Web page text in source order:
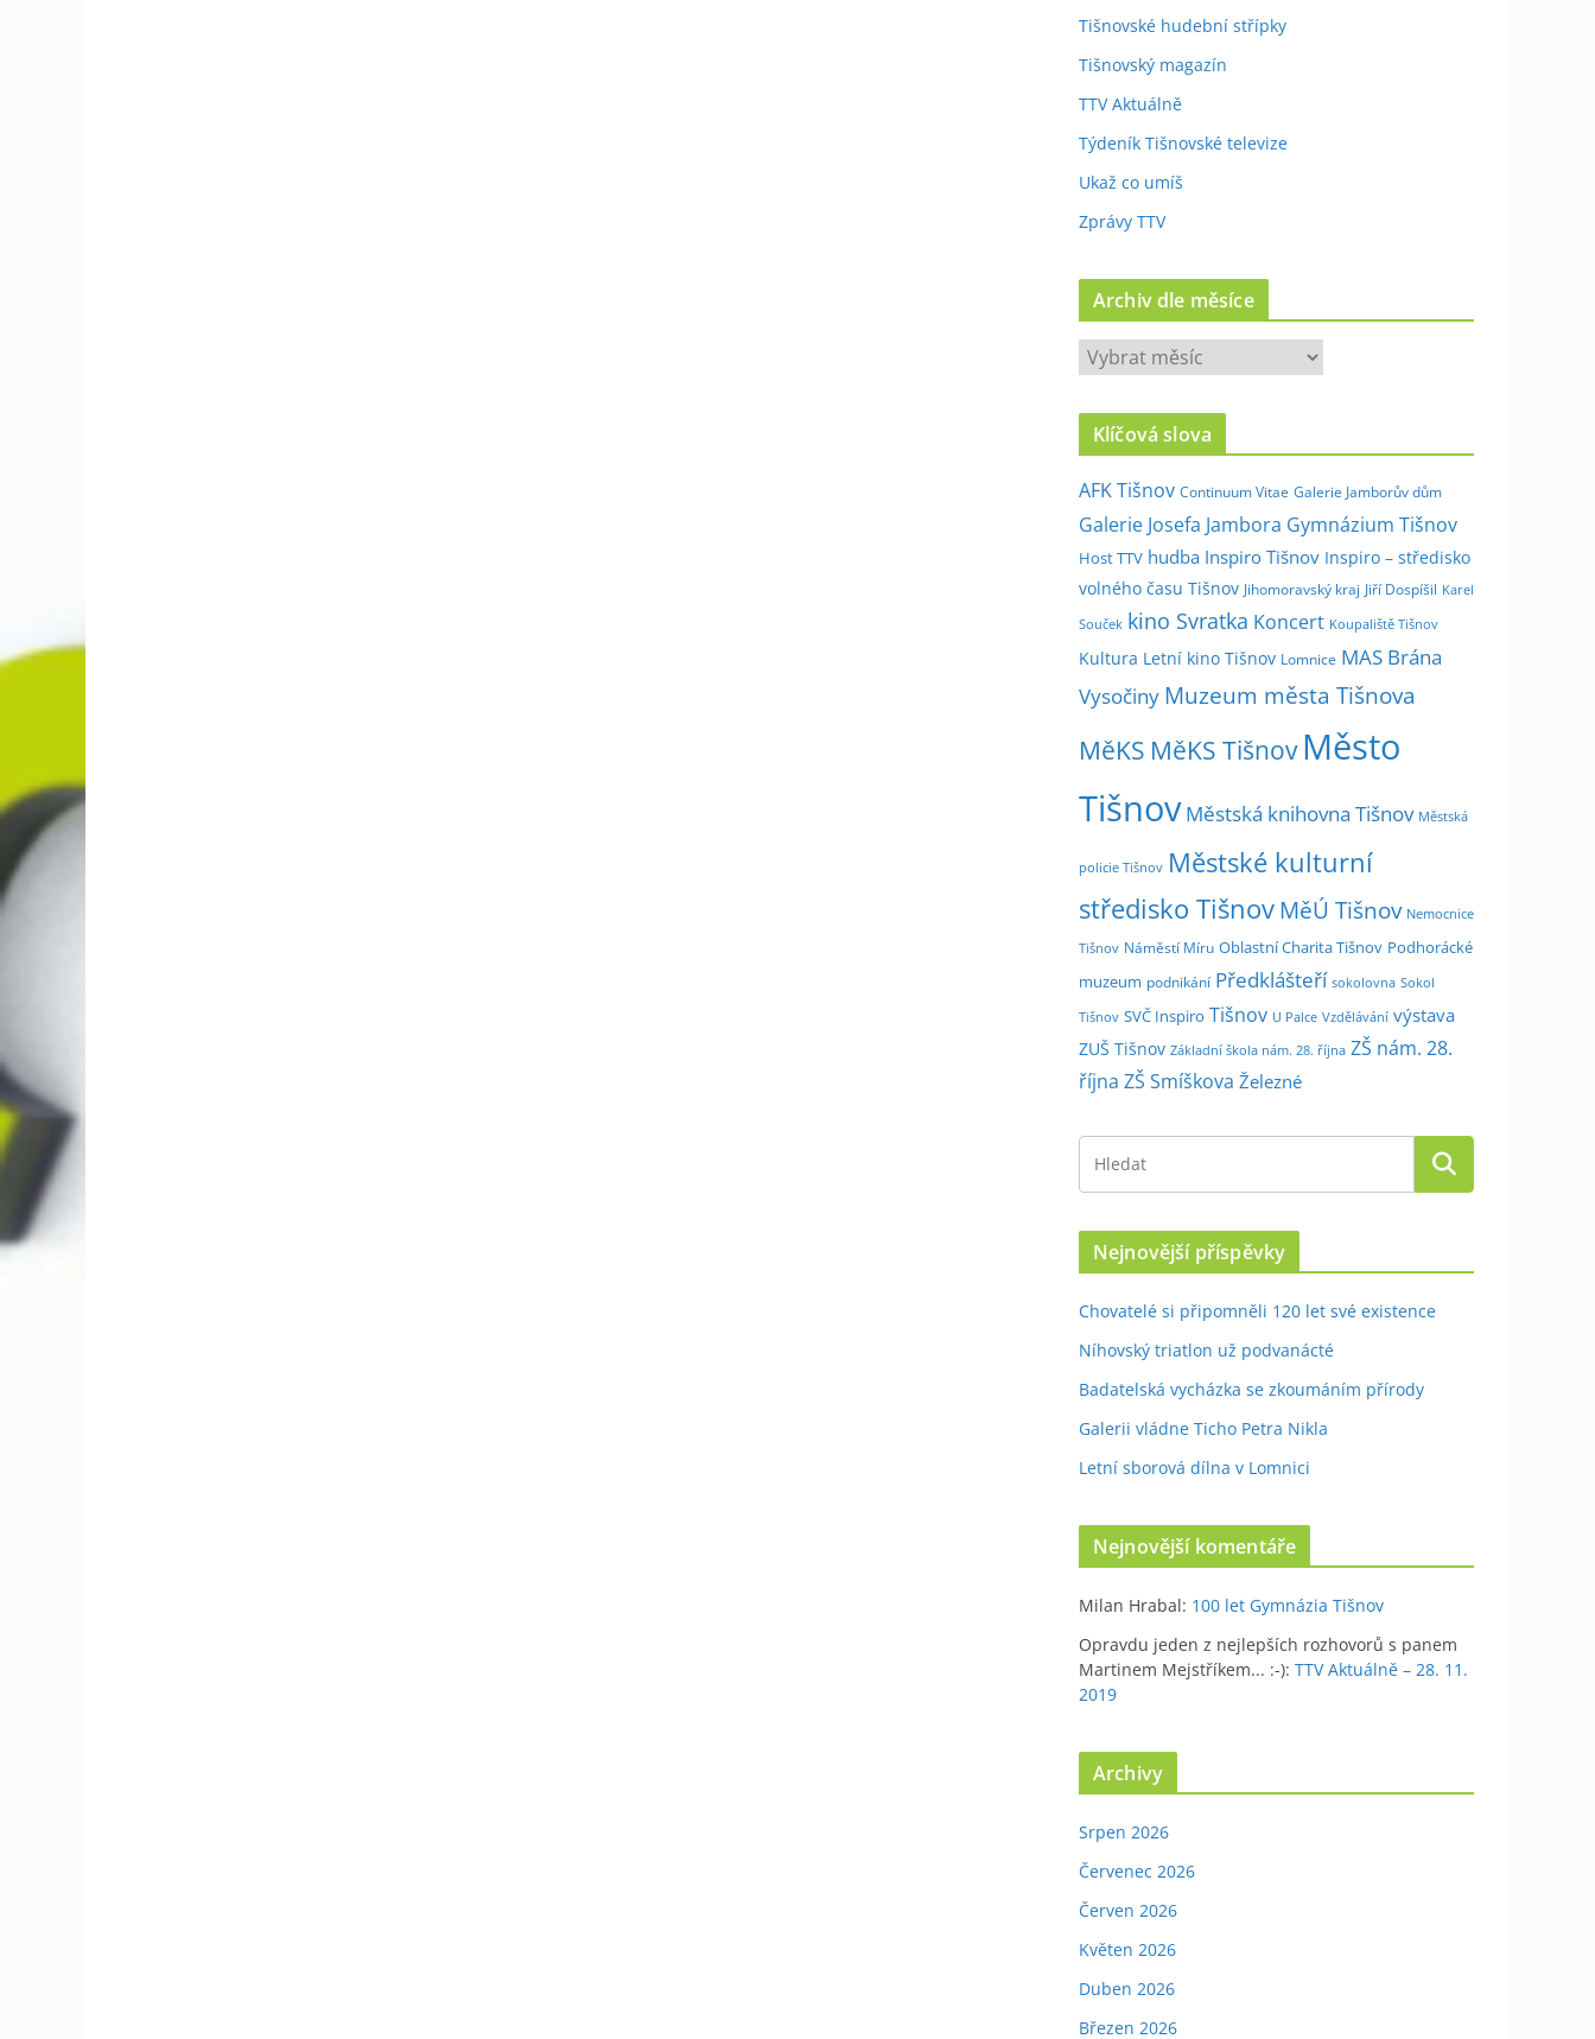
Tišnovské hudební střípky
Tišnovský magazín
TTV Aktuálně
Týdeník Tišnovské televize
Ukaž co umíš
Zprávy TTV
Archiv dle měsíce
A
c
v
d
l
e
m
ě
c
Klíčová slova
AFK Tišnov Continuum Vitae Galerie Jamborův dům
Galerie Josefa Jambora Gymnázium Tišnov
Host TTV hudba Inspiro Tišnov Inspiro – středisko
volného času Tišnov Jihomoravský kraj Jiří Dospíšil Karel
Souček kino Svratka Koncert Koupaliště Tišnov
Kultura Letní kino Tišnov Lomnice MAS Brána
Vysočiny Muzeum města Tišnova
MěKS MěKS Tišnov Město
Tišnov Městská knihovna Tišnov Městská
policie Tišnov Městské kulturní
středisko Tišnov MěÚ Tišnov Nemocnice
Tišnov Náměstí Míru Oblastní Charita Tišnov Podhorácké
muzeum podnikání Předklášteří sokolovna Sokol
Tišnov SVČ Inspiro Tišnov U Palce Vzdělávání výstava
ZUŠ Tišnov Základní škola nám. 28. října ZŠ nám. 28.
října ZŠ Smíškova Železné
Nejnovější příspěvky
Chovatelé si připomněli 120 let své existence
Níhovský triatlon už podvanácté
Badatelská vycházka se zkoumáním přírody
Galerii vládne Ticho Petra Nikla
Letní sborová dílna v Lomnici
Nejnovější komentáře
Milan Hrabal: 100 let Gymnázia Tišnov
Opravdu jeden z nejlepších rozhovorů s panem
Martinem Mejstříkem... :-): TTV Aktuálně – 28. 11.
2019
Archivy
Srpen 2026
Červenec 2026
Červen 2026
Květen 2026
Duben 2026
Březen 2026